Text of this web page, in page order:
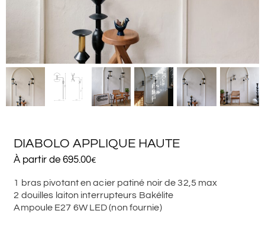
DIABOLO APPLIQUE HAUTE
À partir de695.00€
1 bras pivotant en acier patiné noir de 32,5 max
2 douilles laiton interrupteurs Bakélite
Ampoule E27 6W LED (non fournie)